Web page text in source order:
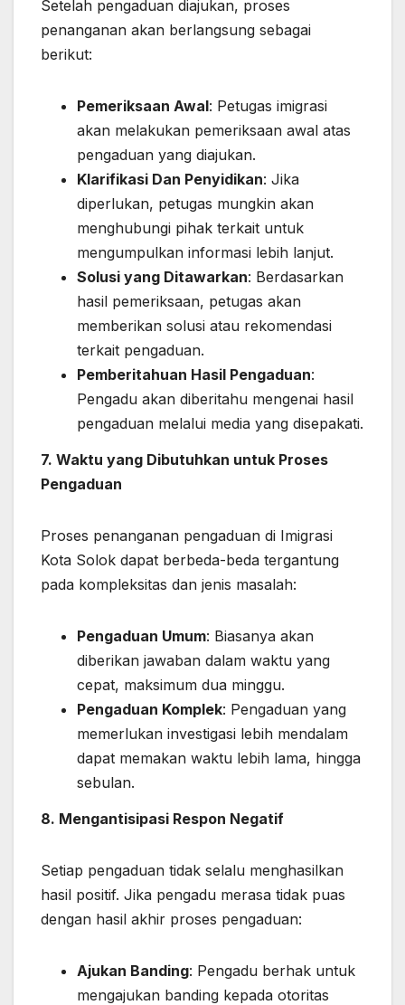
Setelah pengaduan diajukan, proses
penanganan akan berlangsung sebagai
berikut:
Pemeriksaan Awal: Petugas imigrasi
akan melakukan pemeriksaan awal atas
pengaduan yang diajukan.
Klarifikasi Dan Penyidikan: Jika
diperlukan, petugas mungkin akan
menghubungi pihak terkait untuk
mengumpulkan informasi lebih lanjut.
Solusi yang Ditawarkan: Berdasarkan
hasil pemeriksaan, petugas akan
memberikan solusi atau rekomendasi
terkait pengaduan.
Pemberitahuan Hasil Pengaduan:
Pengadu akan diberitahu mengenai hasil
pengaduan melalui media yang disepakati.
7. Waktu yang Dibutuhkan untuk Proses
Pengaduan
Proses penanganan pengaduan di Imigrasi
Kota Solok dapat berbeda-beda tergantung
pada kompleksitas dan jenis masalah:
Pengaduan Umum: Biasanya akan
diberikan jawaban dalam waktu yang
cepat, maksimum dua minggu.
Pengaduan Komplek: Pengaduan yang
memerlukan investigasi lebih mendalam
dapat memakan waktu lebih lama, hingga
sebulan.
8. Mengantisipasi Respon Negatif
Setiap pengaduan tidak selalu menghasilkan
hasil positif. Jika pengadu merasa tidak puas
dengan hasil akhir proses pengaduan:
Ajukan Banding: Pengadu berhak untuk
mengajukan banding kepada otoritas